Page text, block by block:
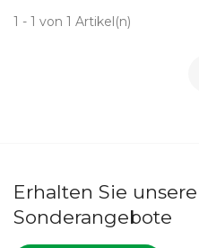
1 - 1 von 1 Artikel(n)
Erhalten Sie
Sonderangebote